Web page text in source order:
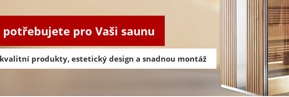
potřebujete pro Vaši saunu
produkty, estetický design a snadnou montáž